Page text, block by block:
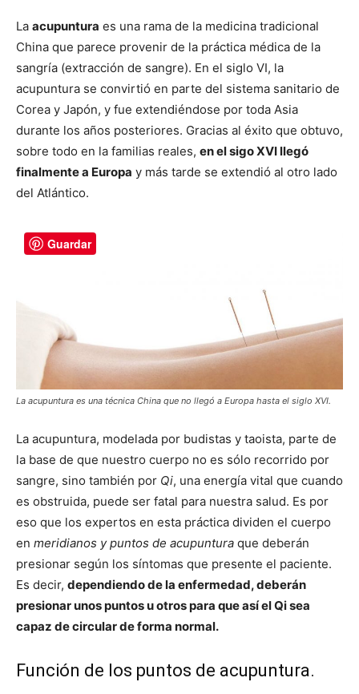
La acupuntura es una rama de la medicina tradicional
China que parece provenir de la práctica médica de la
sangría (extracción de sangre). En el siglo VI, la
acupuntura se convirtió en parte del sistema sanitario de
Corea y Japón, y fue extendiéndose por toda Asia
durante los años posteriores. Gracias al éxito que obtuvo,
sobre todo en la familias reales, en el sigo XVI llegó
finalmente a Europa y más tarde se extendió al otro lado
del Atlántico.
La acupuntura es una técnica China que no llegó a Europa hasta el siglo XVI.
La acupuntura, modelada por budistas y taoista, parte de
la base de que nuestro cuerpo no es sólo recorrido por
sangre, sino también por Qi, una energía vital que cuando
es obstruida, puede ser fatal para nuestra salud. Es por
eso que los expertos en esta práctica dividen el cuerpo
en meridianos y puntos de acupuntura que deberán
presionar según los síntomas que presente el paciente.
Es decir, dependiendo de la enfermedad, deberán
presionar unos puntos u otros para que así el Qi sea
capaz de circular de forma normal.
Función de los puntos de acupuntura.
Guardar